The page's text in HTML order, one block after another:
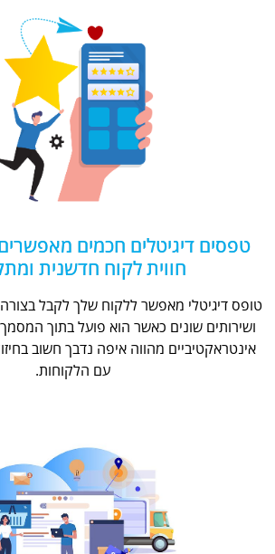
טפסים דיגיטלים חכמים
חווית לקוח חדשנית
טופס דיגיטלי מאפשר ללקוח שלך לקבל
ושירותים שונים כאשר הוא פועל בתוך
אינטראקטיביים מהווה איפה נדבך חשוב
עם הלקוחות.